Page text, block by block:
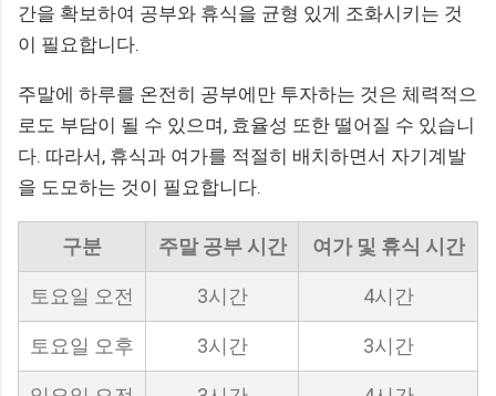
간을 확보하여 공부와 휴식을 균형 있게 조화시키는 것
이 필요합니다.
주말에 하루를 온전히 공부에만 투자하는 것은 체력적으
로도 부담이 될 수 있으며, 효율성 또한 떨어질 수 있습니
다. 따라서, 휴식과 여가를 적절히 배치하면서 자기계발
을 도모하는 것이 필요합니다.
구분 주말 공부 시간 여가 및 휴식 시간
토요일 오전 3시간 4시간
토요일 오후 3시간 3시간